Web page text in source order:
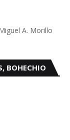
A. Morillo
BOHECHIO